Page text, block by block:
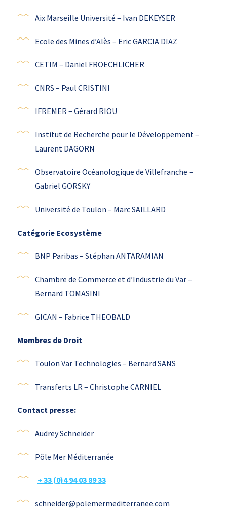
Aix Marseille Université – Ivan DEKEYSER
Ecole des Mines d’Alès – Eric GARCIA DIAZ
CETIM – Daniel FROECHLICHER
CNRS – Paul CRISTINI
IFREMER – Gérard RIOU
Institut de Recherche pour le Développement –
Laurent DAGORN
Observatoire Océanologique de Villefranche –
Gabriel GORSKY
Université de Toulon – Marc SAILLARD
Catégorie Ecosystème
BNP Paribas – Stéphan ANTARAMIAN
Chambre de Commerce et d’Industrie du Var –
Bernard TOMASINI
GICAN – Fabrice THEOBALD
Membres de Droit
Toulon Var Technologies – Bernard SANS
Transferts LR – Christophe CARNIEL
Contact presse:
Audrey Schneider
Pôle Mer Méditerranée
+ 33 (0)4 94 03 89 33
schneider@polemermediterranee.com